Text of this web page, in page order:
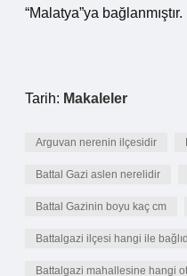
“Malatya”ya bağlanmıştır.
Tarih: Makaleler
Arguvan nerenin ilçesidir
Battal Gazi aslen nerelidir
Battal Gazinin boyu kaç cm
Battalgazi ilçesi hangi ile
Battalgazi mahallesine hangi